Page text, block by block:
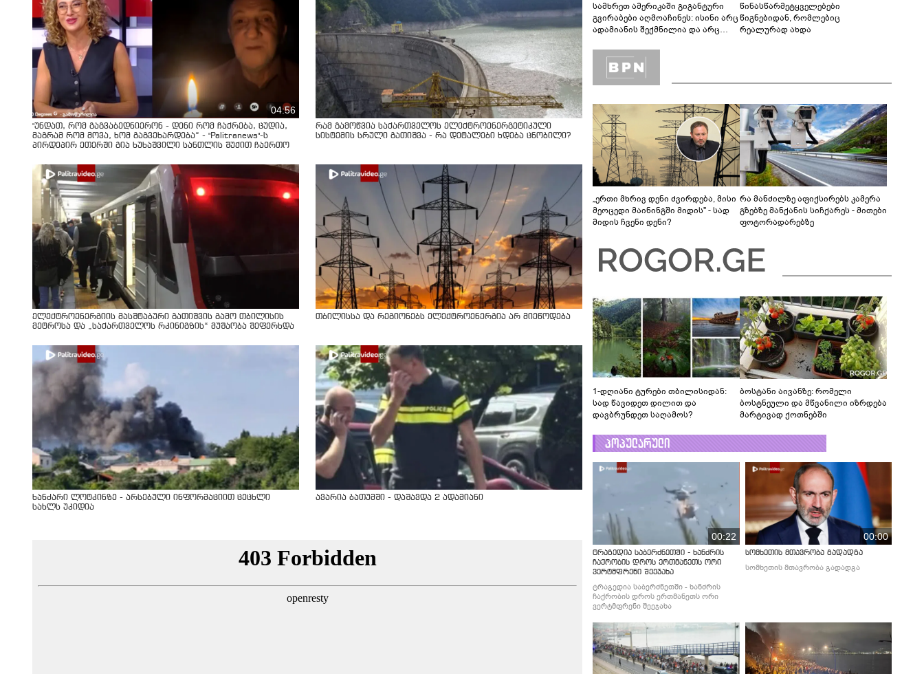
04:56
"უნდათ, რომ გაგვაბედნიერონ - დენი რომ ჩაქრება, ცუდია,
მაგრამ რომ მოვა, ხომ გაგვეხარდება“ - "Palitranews"-ს
პირდეპირ ეთერში გია ხუხაშვილი სანთლის შუქით ჩაერთო
რამ გამოწვია საქართველოს ელექტროენერგეტიკული
სისტემის სრული გათიშვა - რა დეტალები ხდება ცნობილი?
ელექტროენერგიის მასშტაბური გათიშვის გამო თბილისის
მეტროსა და „საქართველოს რკინიგზის“ მუშაობა შეფერხდა
თბილისსა და რეგიონებს ელექტროენერგია არ მიეწოდება
ხანძარი ლოტკინზე - არსებული ინფორმაციით ცეცხლი
სახლს უკიდია
ავარია ბათუმში - დაშავდა 2 ადამიანი
სამხრეთ ამერიკაში გიგანტური
გვირაბები აღმოაჩინეს: ისინი არც
ადამიანის შექმნილია და არც
ლაბირინთები?
წინასწარმეტყველებები
წიგნებიდან, რომლებიც
რეალურად ახდა
„ერთი მხრივ დენი ძვირდება, მისი
მეოცედი მაინინგში მიდის" - სად
მიდის ჩვენი დენი?
რა მანძილზე აფიქსირებს კამერა
გზებზე მანქანის სიჩქარეს - მითები
ფოტორადარებზე
1-დღიანი ტურები თბილისიდან:
სად წავიდეთ დილით და
დავბრუნდეთ საღამოს?
ბოსტანი აივანზე: რომელი
ბოსტნეული და მწვანილი იზრდება
მარტივად ქოთნებში
პოპულარული
00:22
ტრაგედია საბერძნეთში - ხანძრის
ჩაქრობის დროს ერთმანეთს ორი
ვერტმფრენი შეეჯახა
ტრაგედია საბერძნეთში - ხანძრის
ჩაქრობის დროს ერთმანეთს ორი
ვერტმფრენი შეეჯახა
00:00
სომხეთის მთავრობა გადადგა
სომხეთის მთავრობა გადადგა